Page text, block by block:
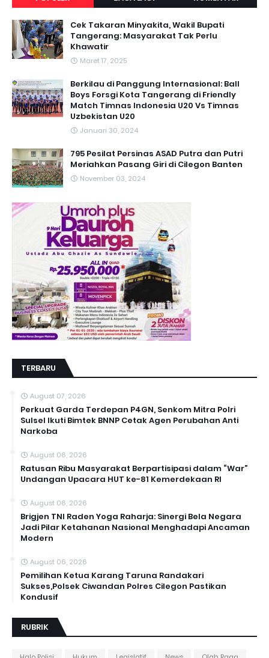
Cek Takaran Minyakita, Wakil Bupati
Tangerang: Masyarakat Tak Perlu
Khawatir
Maret 17, 2025
Berkilau di Panggung Internasional: Ball
Boys Forsgi Kota Tangerang di Friendly
Match Timnas Indonesia U20 Vs Timnas
Uzbekistan U20
Januari 30, 2024
795 Pesilat Persinas ASAD Putra dan Putri
Meriahkan Pasang Giri di Cilegon Banten
November 03, 2024
TERBARU
August 07, 2026
Perkuat Garda Terdepan P4GN, Senkom Mitra Polri
Sulsel Ikuti Bimtek BNNP Cetak Agen Perubahan Anti
Narkoba
August 06, 2026
Ratusan Ribu Masyarakat Berpartisipasi dalam “War”
Undangan Upacara HUT ke-81 Kemerdekaan RI
August 06, 2026
Brigjen TNI Raden Yoga Raharja: Sinergi Bela Negara
Jadi Pilar Ketahanan Nasional Menghadapi Ancaman
Modern
August 06, 2026
Pemilihan Ketua Karang Taruna Randakari
Sukses,Polsek Ciwandan Polres Cilegon Pastikan
Kondusif
RUBRIK